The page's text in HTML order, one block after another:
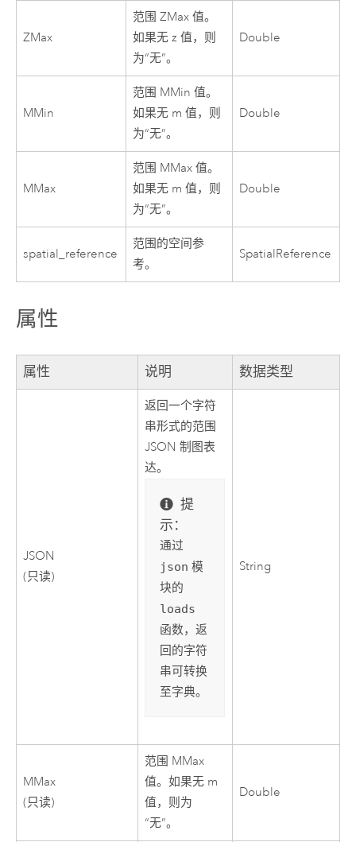
ZMax
范围 ZMax 值。
如果无 z 值，则
为“无”。
Double
MMin
范围 MMin 值。
如果无 m 值，则
为“无”。
Double
MMax
范围 MMax 值。
如果无 m 值，则
为“无”。
Double
spatial_reference
范围的空间参
考。
SpatialReference
属性
属性 说明 数据类型
JSON
(只读)
返回一个字符
串形式的范围
JSON 制图表
达。
提
示：
通过
json 模
块的
loads
函数，返
回的字符
串可转换
至字典。
String
MMax
(只读)
范围 MMax
值。如果无 m
值，则为
“无”。
Double